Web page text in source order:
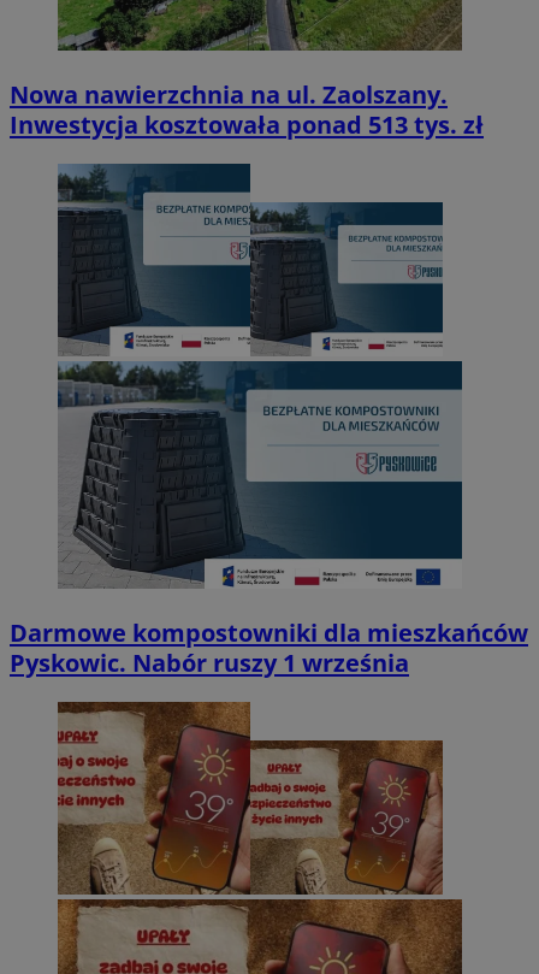
Nowa nawierzchnia na ul. Zaolszany.
Inwestycja kosztowała ponad 513 tys. zł
Darmowe kompostowniki dla mieszkańców
Pyskowic. Nabór ruszy 1 września